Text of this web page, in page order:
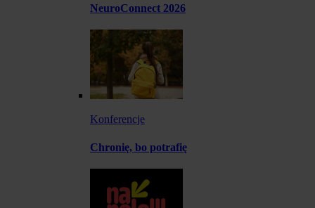
NeuroConnect 2026
Konferencje
Chronię, bo potrafię